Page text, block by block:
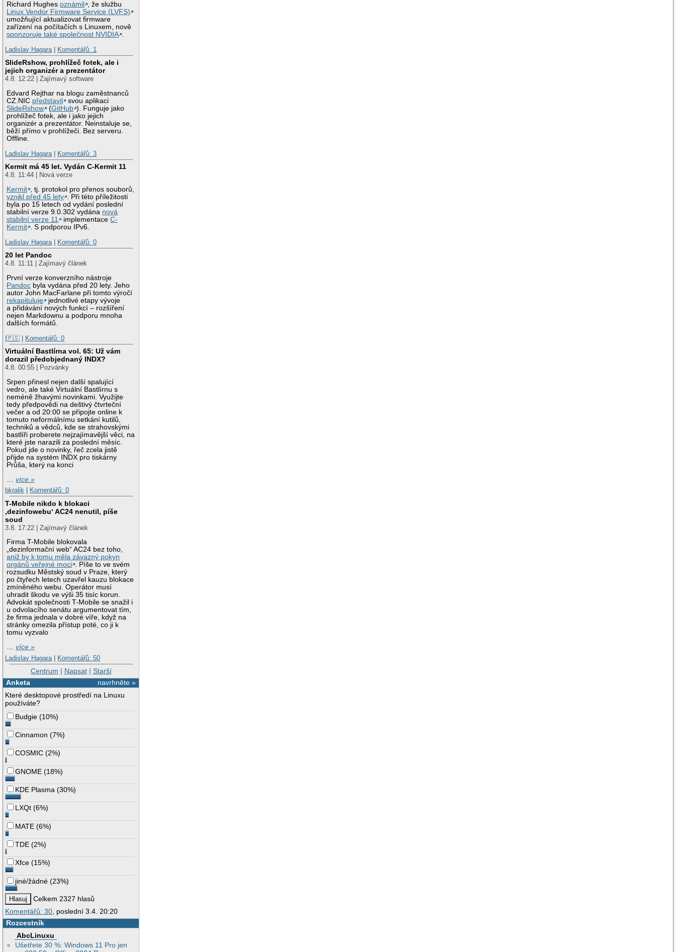
Richard Hughesoznámil
, že službu
Linux Vendor Firmware Service (LVFS)
umožňující aktualizovat firmware
zařízení na počítačích s Linuxem, nově
sponzoruje také společnost NVIDIA .
Ladislav Hagara | Komentářů: 1
SlideRshow, prohlížeč fotek, ale i
jejich organizér a prezentátor
4.8. 12:22 | Zajímavý software
Edvard Rejthar na blogu zaměstnanců
CZ.NIC představil
svou aplikaci
SlideRshow
(GitHub ). Funguje jako
prohlížeč fotek, ale i jako jejich
organizér a prezentátor. Neinstaluje se,
běží přímo v prohlížeči. Bez serveru.
Offline.
Ladislav Hagara | Komentářů: 3
Kermit má 45 let. Vydán C-Kermit 11
4.8. 11:44 | Nová verze
Kermit , tj. protokol pro přenos souborů,
vznikl před 45 lety . Při této příležitosti
byla po 15 letech od vydání poslední
stabilní verze 9.0.302 vydána nová
stabilní verze 11
implementaceC-
Kermit . S podporou IPv6.
Ladislav Hagara | Komentářů: 0
20 let Pandoc
4.8. 11:11 | Zajímavý článek
První verze konverzního nástroje
Pandoc byla vydána před 20 lety. Jeho
autor John MacFarlane při tomto výročí
rekapituluje
jednotlivé etapy vývoje
a přidávání nových funkcí – rozšíření
nejen Markdownu a podporu mnoha
dalších formátů.
|🇵🇸 | Komentářů: 0
Virtuální Bastlírna vol. 65: Už vám
dorazil předobjednaný INDX?
4.8. 00:55 | Pozvánky
Srpen přinesl nejen další spalující
vedro, ale také Virtuální Bastlírnu s
neméně žhavými novinkami. Využijte
tedy předpovědi na deštivý čtvrteční
večer a od 20:00 se připojte online k
tomuto neformálnímu setkání kutilů,
techniků a vědců, kde se strahovskými
bastlíři proberete nejzajímavější věci, na
které jste narazili za poslední měsíc.
Pokud jde o novinky, řeč zcela jistě
přijde na systém INDX pro tiskárny
Průša, který na konci
…více »
bkralik
Komentářů: 0
T-Mobile nikdo k blokaci
‚dezinfowebu‘ AC24 nenutil, píše
soud
3.8. 17:22 | Zajímavý článek
Firma T-Mobile blokovala
„dezinformační web“ AC24 bez toho,
aniž by k tomu měla závazný pokyn
orgánů veřejné moci . Píše to ve svém
rozsudku Městský soud v Praze, který
po čtyřech letech uzavřel kauzu blokace
zmíněného webu. Operátor musí
uhradit škodu ve výši 35 tisíc korun.
Advokát společnosti T-Mobile se snažil i
u odvolacího senátu argumentovat tím,
že firma jednala v dobré víře, když na
stránky omezila přístup poté, co ji k
tomu vyzvalo
…více »
Ladislav Hagara | Komentářů: 50
Centrum | Napsat| Starší
navrhněte »
Anketa
Které desktopové prostředí na Linuxu
používáte?
Budgie (10%)
Cinnamon (7%)
COSMIC (2%)
GNOME (18%)
KDE Plasma (30%)
LXQt (6%)
MATE (6%)
TDE (2%)
Xfce (15%)
jiné/žádné (23%)
Celkem 2327 hlasů
Komentářů: 30, poslední 3.4. 20:20
Rozcestník
AbcLinuxu
Ušetřete 30 %: Windows 11 Pro jen